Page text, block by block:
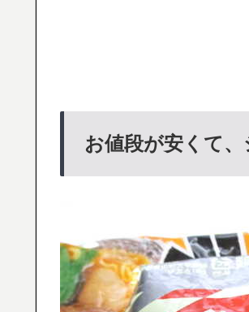
お値段が安くて、